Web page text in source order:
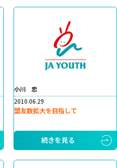
小川 忠
2010.06.29
盟友数拡大を目指して
続きを見る